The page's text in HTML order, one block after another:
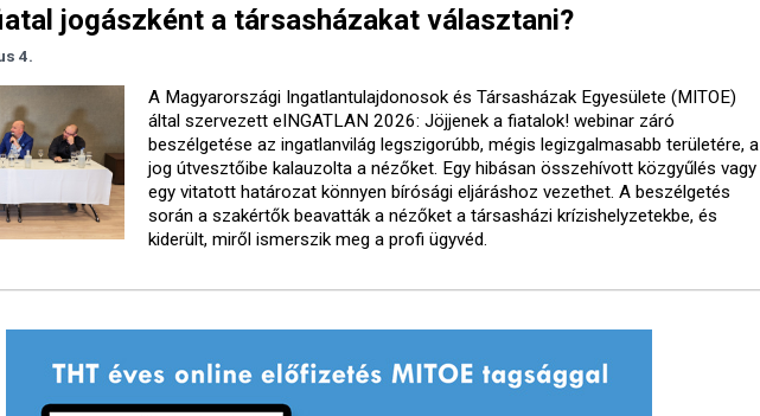
jogászként a társasházakat választani?
4.
A Magyarországi Ingatlantulajdonosok és Társasházak Egyesülete (MITOE)
által szervezett eINGATLAN 2026: Jöjjenek a fiatalok! webinar záró
beszélgetése az ingatlanvilág legszigorúbb, mégis legizgalmasabb területére, a
jog útvesztőibe kalauzolta a nézőket. Egy hibásan összehívott közgyűlés vagy
egy vitatott határozat könnyen bírósági eljáráshoz vezethet. A beszélgetés
során a szakértők beavatták a nézőket a társasházi krízishelyzetekbe, és
kiderült, miről ismerszik meg a profi ügyvéd.